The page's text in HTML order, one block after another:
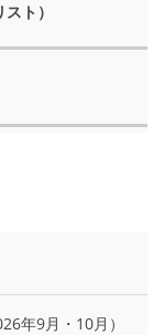
ト）
年9月・10月）